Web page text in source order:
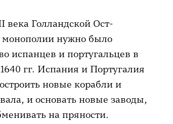
Голландской Ост-
монополии нужно было
испанцев и португальцев в
гг. Испания и Португалия
новые корабли и
и основать новые заводы,
на пряности.